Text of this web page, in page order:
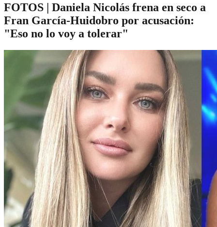
FOTOS | Daniela Nicolás frena en seco a
Fran García-Huidobro por acusación:
"Eso no lo voy a tolerar"